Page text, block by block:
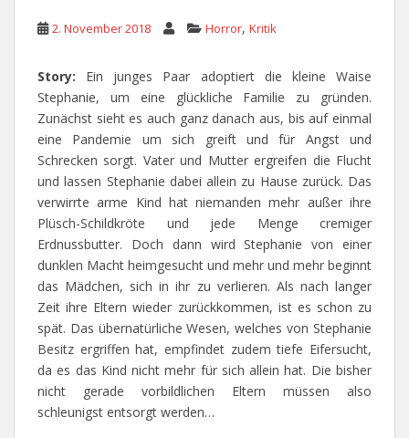
2. November 2018 Horror, Kritik
Story: Ein junges Paar adoptiert die kleine Waise
Stephanie, um eine glückliche Familie zu gründen.
Zunächst sieht es auch ganz danach aus, bis auf einmal
eine Pandemie um sich greift und für Angst und
Schrecken sorgt. Vater und Mutter ergreifen die Flucht
und lassen Stephanie dabei allein zu Hause zurück. Das
verwirrte arme Kind hat niemanden mehr außer ihre
Plüsch-Schildkröte und jede Menge cremiger
Erdnussbutter. Doch dann wird Stephanie von einer
dunklen Macht heimgesucht und mehr und mehr beginnt
das Mädchen, sich in ihr zu verlieren. Als nach langer
Zeit ihre Eltern wieder zurückkommen, ist es schon zu
spät. Das übernatürliche Wesen, welches von Stephanie
Besitz ergriffen hat, empfindet zudem tiefe Eifersucht,
da es das Kind nicht mehr für sich allein hat. Die bisher
nicht gerade vorbildlichen Eltern müssen also
schleunigst entsorgt werden…